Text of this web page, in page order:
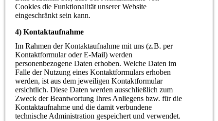
Cookies die Funktionalität unserer Website
eingeschränkt sein kann.
4) Kontaktaufnahme
Im Rahmen der Kontaktaufnahme mit uns (z.B. per
Kontaktformular oder E-Mail) werden
personenbezogene Daten erhoben. Welche Daten im
Falle der Nutzung eines Kontaktformulars erhoben
werden, ist aus dem jeweiligen Kontaktformular
ersichtlich. Diese Daten werden ausschließlich zum
Zweck der Beantwortung Ihres Anliegens bzw. für die
Kontaktaufnahme und die damit verbundene
technische Administration gespeichert und verwendet.